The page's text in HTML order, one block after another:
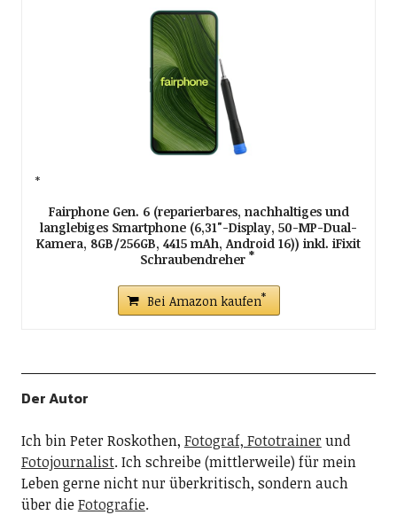
Fairphone Gen. 6 (reparierbares, nachhaltiges und
langlebiges Smartphone (6,31"-Display, 50-MP-Dual-
Kamera, 8GB/256GB, 4415 mAh, Android 16)) inkl. iFixit
Schraubendreher
Bei Amazon kaufen
Der Autor
Ich bin Peter Roskothen, Fotograf, Fototrainer und
Fotojournalist. Ich schreibe (mittlerweile) für mein
Leben gerne nicht nur überkritisch, sondern auch
über dieFotografie.